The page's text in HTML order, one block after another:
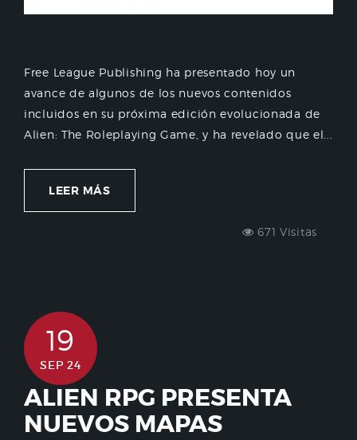
Free League Publishing ha presentado hoy un
avance de algunos de los nuevos contenidos
incluidos en su próxima edición evolucionada de
Alien: The Roleplaying Game, y ha revelado que el...
LEER MÁS
671 Visitas
19
SEP 24
ALIEN RPG PRESENTA
NUEVOS MAPAS